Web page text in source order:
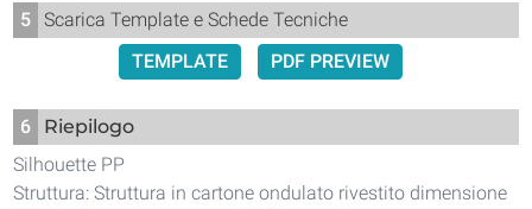
5 Scarica Template e Schede Tecniche
TEMPLATE
PDF PREVIEW
6
Riepilogo
Silhouette PP
Struttura: Struttura in cartone ondulato rivestito dimensione